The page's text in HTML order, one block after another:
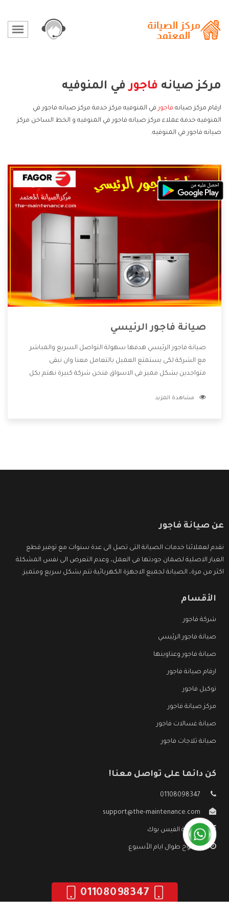
مركز صيانه فاجورفي المنوفيه
ارقام مركز صيانه فاجور في المنوفيه مركز خدمة مركز صيانه فاجور في
المنوفيه خدمة عملاء مركز صيانه فاجور في المنوفيه و الخط الساخن مركز
صيانه فاجور في المنوفيه.
صيانة فاجور الرئيسي
صيانة فاجور الرئيسي هدفها سهولة التواصل السريع والمباشر
مع الشركة لكى يستمتع العميل بالتعامل معنا وان نبقى
متواجدين بشكل مميز فى الاسواق فنحن شركة كبيرة نهتم بكل
الشركة بها والتى تكون منها خدمة الصيانة التى تكون من أهم
مشاهدة المزيد
عن صيانة فاجور
نقدم لعملائنا خدمات الصيانة التى تصل الى عدة سنوات مع توفير قطع
الغيار الاصلية لضمان جودتها فى العمل، وعدم التعرض الى نفس المشكلة
اكثر من مرة، الصيانة لجميع الاجهزة الكهربائية تتم بشكل سريع ومتميز.
الأقسام
شركة فاجور
صيانة فاجور الرئيسي
صيانة فاجور وعناوينها
ارقام صيانة فاجور
توكيل فاجور
مركز صيانة فاجور
صيانة غسالات فاجور
صيانة ثلاجات فاجور
كن دائما على تواصل معنا!
01108098347
support@the-maintenance.com
صفحة الفيس بوك
مفتوح طوال ايام الأسبوع
01108098347